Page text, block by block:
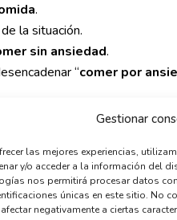
Gestionar
las mejores experiencias,
y/o acceder a la información del
nos permitirá procesar datos
únicas en este sitio. No
negativamente a ciertas
.
la situación.
sin ansiedad.
“comer por
ayudarte con la
Ana